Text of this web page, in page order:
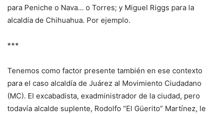
para Peniche o Nava… o Torres; y Miguel Riggs para la
alcaldía de Chihuahua. Por ejemplo.
***
Tenemos como factor presente también en ese contexto
para el caso alcaldía de Juárez al Movimiento Ciudadano
(MC). El excabadista, exadministrador de la ciudad, pero
todavía alcalde suplente, Rodolfo “El Güerito” Martínez, le